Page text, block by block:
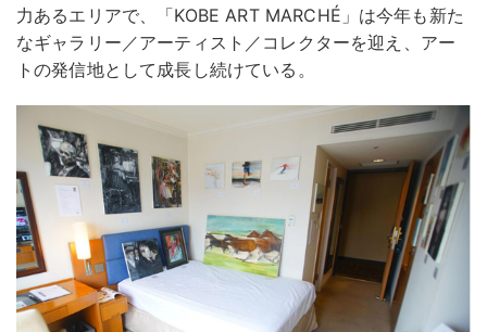
力あるエリアで、「KOBE ART MARCHÉ」は今年も新た
なギャラリー／アーティスト／コレクターを迎え、アー
トの発信地として成長し続けている。